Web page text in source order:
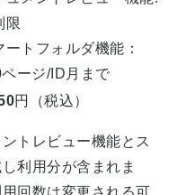
限
ートフォルダ機能：
ージ/ID月まで
円（税込）
トレビュー機能とス
利用分が含まれま